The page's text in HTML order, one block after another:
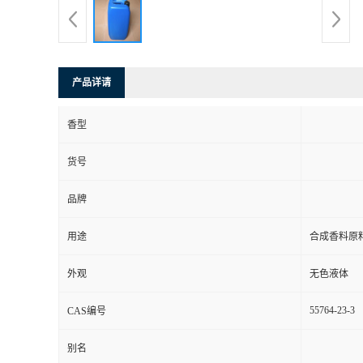
产品详请
香型
货号
品牌
用途 合成香料原
外观 无色液体
CAS编号 55764-23-3
别名